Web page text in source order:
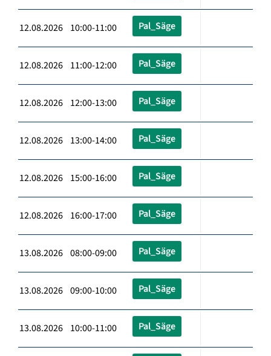
12.08.2026 10:00-11:00 Pal_Säge
12.08.2026 11:00-12:00 Pal_Säge
12.08.2026 12:00-13:00 Pal_Säge
12.08.2026 13:00-14:00 Pal_Säge
12.08.2026 15:00-16:00 Pal_Säge
12.08.2026 16:00-17:00 Pal_Säge
13.08.2026 08:00-09:00 Pal_Säge
13.08.2026 09:00-10:00 Pal_Säge
13.08.2026 10:00-11:00 Pal_Säge